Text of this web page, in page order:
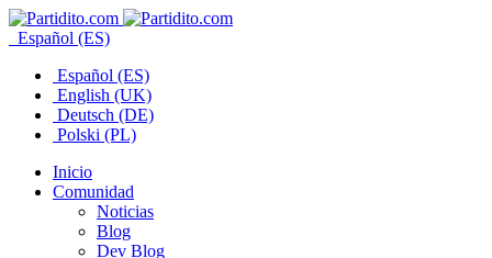
Español (ES)
Español (ES)
English (UK)
Deutsch (DE)
Polski (PL)
Inicio
Comunidad
Noticias
Blog
Dev Blog